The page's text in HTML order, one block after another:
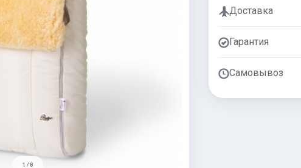
1 / 8
Доставка
Гарантия
Самовывоз